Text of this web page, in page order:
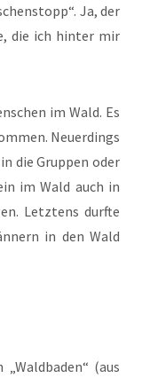
Ja, der
die ich hinter mir
im Wald. Es
Neuerdings
die Gruppen oder
im Wald auch in
Letztens durfte
in den Wald
(aus